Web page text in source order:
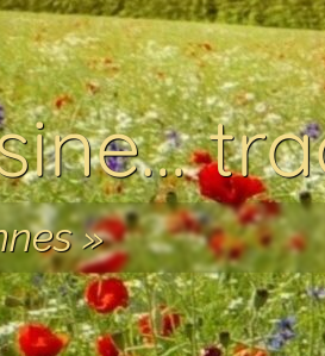
»